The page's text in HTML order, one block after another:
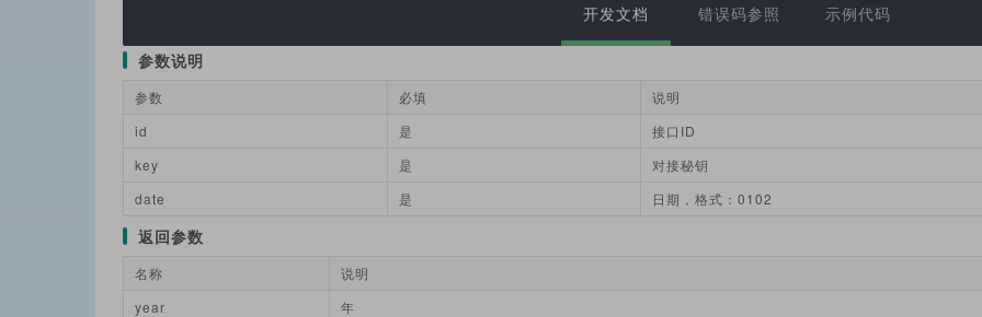
开发文档 错误码参照 示例代码
参数说明
参数 必填
说明
id
是
接口ID
key
是
对接秘钥
date
是 日期，格式：0102
返回参数
名称
说明
year
年